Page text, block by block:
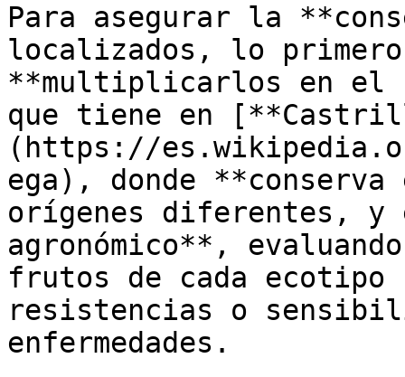
Para asegurar la
localizados, lo primero
**multiplicarlos en el
que tiene en
(https://
ega), donde **conserva
orígenes diferentes, y
agronómico**,
frutos de cada ecotipo
resistencias o
enfermedades.